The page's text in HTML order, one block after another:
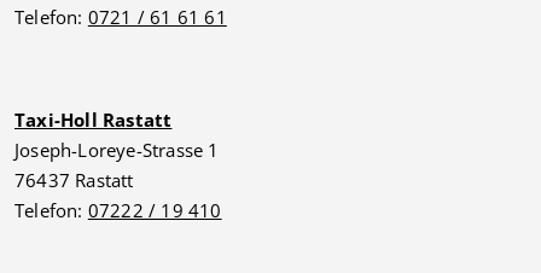
Telefon: 0721 / 61 61 61
Taxi-Holl Rastatt
Joseph-Loreye-Strasse 1
76437 Rastatt
Telefon: 07222 / 19 410